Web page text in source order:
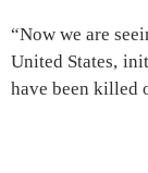
“Now we are
United States,
have been killed